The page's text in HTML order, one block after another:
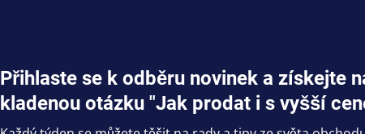
Přihlaste se k odběru novinek a získejte
kladenou otázku "Jak prodat i s vyšší